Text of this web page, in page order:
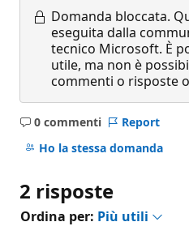
Domanda bloccata.
eseguita dalla
tecnico Microsoft. È
utile, ma non è
commenti o risposte
0 commenti
Nessun
commento
Report
Ho la stessa domanda
2 risposte
Ordina per: Più utili